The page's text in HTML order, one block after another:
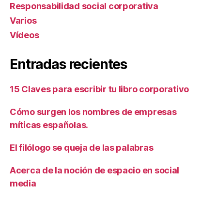
Responsabilidad social corporativa
Varios
Ví­deos
Entradas recientes
15 Claves para escribir tu libro corporativo
Cómo surgen los nombres de empresas
míticas españolas.
El filólogo se queja de las palabras
Acerca de la noción de espacio en social
media